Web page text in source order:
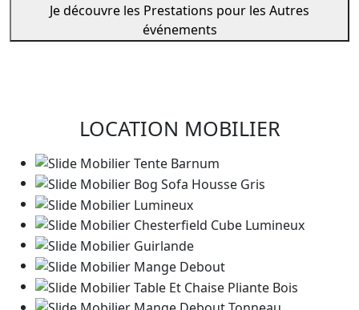
Je découvre les Prestations pour les Autres
événements
LOCATION MOBILIER